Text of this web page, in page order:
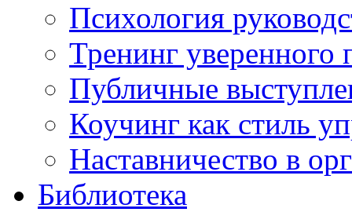
Психология
Тренинг уверенного
Публичные
Коучинг как стиль
Наставничество в
Библиотека